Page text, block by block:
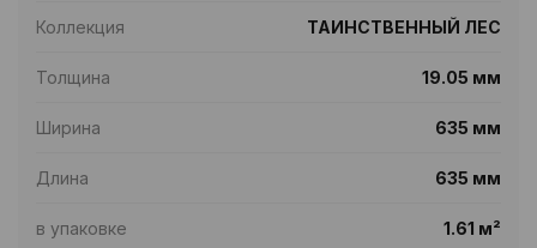
Коллекция ТАИНСТВЕННЫЙ ЛЕС
Толщина 19.05 мм
Ширина 635 мм
Длина 635 мм
в упаковке 1.61 м²